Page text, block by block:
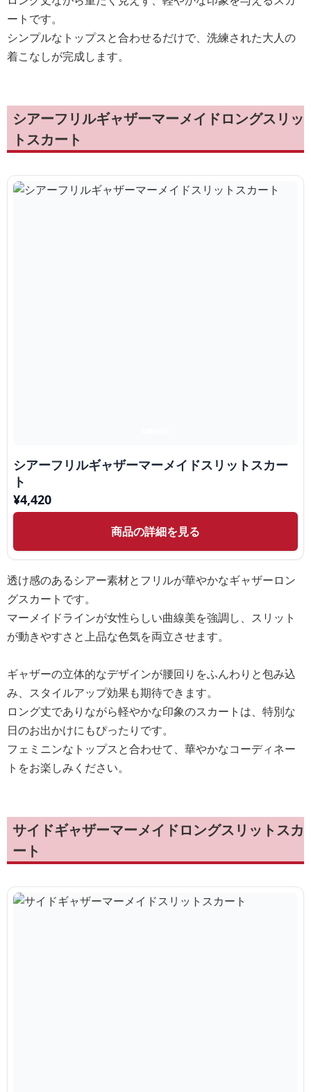
ートです。
シンプルなトップスと合わせるだけで、洗練された大人の
着こなしが完成します。
シアーフリルギャザーマーメイドロングスリッ
トスカート
シアーフリルギャザーマーメイドスリットスカー
ト
¥4,420
商品の詳細を見る
透け感のあるシアー素材とフリルが華やかなギャザーロン
グスカートです。
マーメイドラインが女性らしい曲線美を強調し、スリット
が動きやすさと上品な色気を両立させます。
ギャザーの立体的なデザインが腰回りをふんわりと包み込
み、スタイルアップ効果も期待できます。
ロング丈でありながら軽やかな印象のスカートは、特別な
日のお出かけにもぴったりです。
フェミニンなトップスと合わせて、華やかなコーディネー
トをお楽しみください。
サイドギャザーマーメイドロングスリットスカ
ート